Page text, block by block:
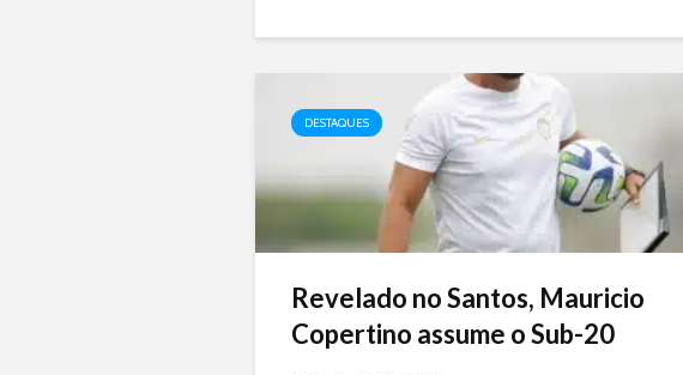
DESTAQUES
Revelado no Santos, Mauricio
Copertino assume o Sub-20